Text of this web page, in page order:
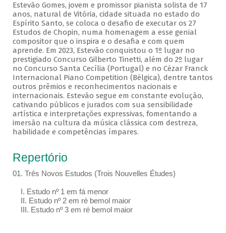
Estevão Gomes, jovem e promissor pianista solista de 17
anos, natural de Vitória, cidade situada no estado do
Espírito Santo, se coloca o desafio de executar os 27
Estudos de Chopin, numa homenagem a esse genial
compositor que o inspira e o desafia e com quem
aprende. Em 2023, Estevão conquistou o 1º lugar no
prestigiado Concurso Gilberto Tinetti, além do 2º lugar
no Concurso Santa Cecília (Portugal) e no Cézar Franck
Internacional Piano Competition (Bélgica), dentre tantos
outros prêmios e reconhecimentos nacionais e
internacionais. Estevão segue em constante evolução,
cativando públicos e jurados com sua sensibilidade
artística e interpretações expressivas, fomentando a
imersão na cultura da música clássica com destreza,
habilidade e competências ímpares.
Repertório
01. Três Novos Estudos (Trois Nouvelles Études)
I. Estudo nº 1 em fá menor
II. Estudo nº 2 em ré bemol maior
III. Estudo nº 3 em ré bemol maior